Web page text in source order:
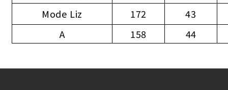
Mode Liz
172
43
A
158 44